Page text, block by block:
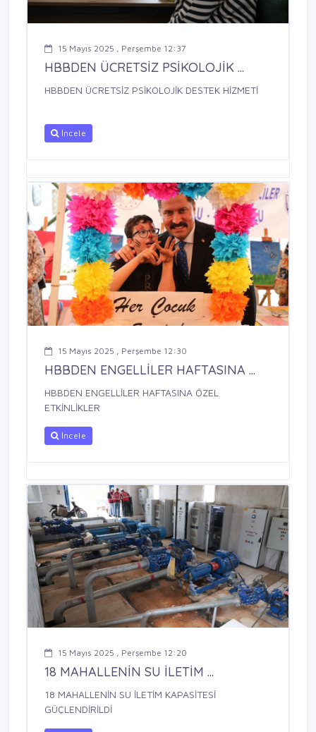
15 Mayıs 2025 , Perşembe 12:37
HBBDEN ÜCRETSİZ PSİKOLOJİK ...
HBBDEN ÜCRETSİZ PSİKOLOJİK DESTEK HİZMETİ
İncele
15 Mayıs 2025 , Perşembe 12:30
HBBDEN ENGELLİLER HAFTASINA ...
HBBDEN ENGELLİLER HAFTASINA ÖZEL
ETKİNLİKLER
İncele
15 Mayıs 2025 , Perşembe 12:20
18 MAHALLENİN SU İLETİM ...
18 MAHALLENİN SU İLETİM KAPASİTESİ
GÜÇLENDİRİLDİ